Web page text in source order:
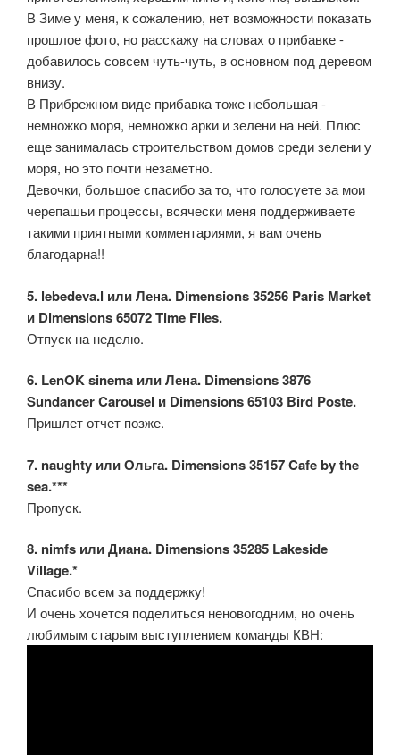
В Зиме у меня, к сожалению, нет возможности показать
прошлое фото, но расскажу на словах о прибавке -
добавилось совсем чуть-чуть, в основном под деревом
внизу.
В Прибрежном виде прибавка тоже небольшая -
немножко моря, немножко арки и зелени на ней. Плюс
еще занималась строительством домов среди зелени у
моря, но это почти незаметно.
Девочки, большое спасибо за то, что голосуете за мои
черепашьи процессы, всячески меня поддерживаете
такими приятными комментариями, я вам очень
благодарна!!
5. lebedeva.l или Лена. Dimensions 35256 Paris Market
и Dimensions 65072 Time Flies.
Отпуск на неделю.
6. LenOK sinema или Лена. Dimensions 3876
Sundancer Carousel и Dimensions 65103 Bird Poste.
Пришлет отчет позже.
7. naughty или Ольга. Dimensions 35157 Cafe by the
sea.***
Пропуск.
8. nimfs или Диана. Dimensions 35285 Lakeside
Village.*
Спасибо всем за поддержку!
И очень хочется поделиться неновогодним, но очень
любимым старым выступлением команды КВН: